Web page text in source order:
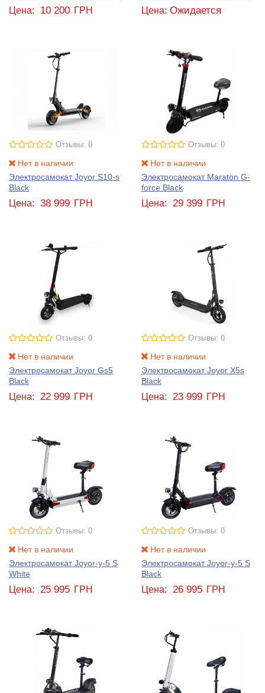
Цена: 10 200 ГРН Цена: Ожидается
Отзывы: 0
Нет в наличии
Электросамокат Joyor S10-s
Black
Цена: 38 999 ГРН
Отзывы: 0
Нет в наличии
Электросамокат Maraton G-
force Black
Цена: 29 399 ГРН
Отзывы: 0
Нет в наличии
Электросамокат Joyor Gs5
Black
Цена: 22 999 ГРН
Отзывы: 0
Нет в наличии
Электросамокат Joyor X5s
Black
Цена: 23 999 ГРН
Отзывы: 0
Нет в наличии
Электросамокат Joyor-y-5 S
White
Цена: 25 995 ГРН
Отзывы: 0
Нет в наличии
Электросамокат Joyor-y-5 S
Black
Цена: 26 995 ГРН